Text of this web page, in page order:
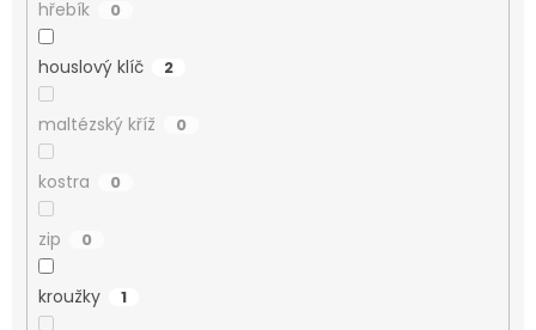
hřebík 0
houslový klíč 2
maltézský kříž 0
kostra 0
zip 0
kroužky 1